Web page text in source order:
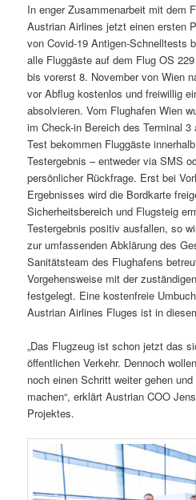
In enger Zusammenarbeit mit dem
Austrian Airlines jetzt einen ersten
von Covid-19 Antigen-Schnelltests
alle Fluggäste auf dem Flug OS
bis vorerst 8. November von Wien
vor Abflug kostenlos und freiwillig
absolvieren. Vom Flughafen Wien
im Check-in Bereich des Terminal
Test bekommen Fluggäste
Testergebnis – entweder via SMS
persönlicher Rückfrage. Erst bei
Ergebnisses wird die Bordkarte
Sicherheitsbereich und Flugsteig
Testergebnis positiv ausfallen, so
zur umfassenden Abklärung des
Sanitätsteam des Flughafens
Vorgehensweise mit der
festgelegt. Eine kostenfreie
Austrian Airlines Fluges ist in
„Das Flugzeug ist schon jetzt das
öffentlichen Verkehr. Dennoch
noch einen Schritt weiter gehen
machen“, erklärt Austrian COO
Projektes.